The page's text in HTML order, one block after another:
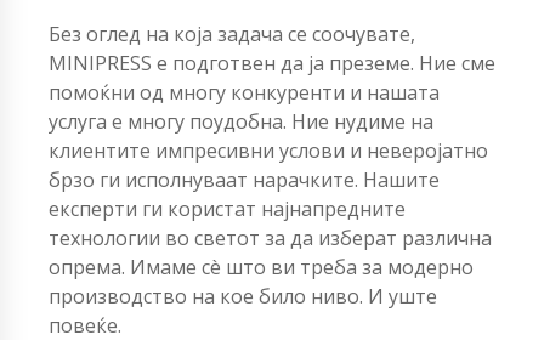
Без оглед на која задача се соочувате,
MINIPRESS е подготвен да ја преземе. Ние сме
помоќни од многу конкуренти и нашата
услуга е многу поудобна. Ние нудиме на
клиентите импресивни услови и неверојатно
брзо ги исполнуваат нарачките. Нашите
експерти ги користат најнапредните
технологии во светот за да изберат различна
опрема. Имаме сè што ви треба за модерно
производство на кое било ниво. И уште
повеќе.